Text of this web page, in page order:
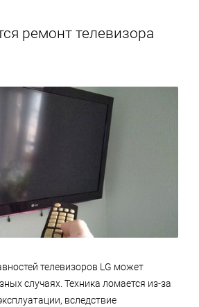
ремонт телевизора
телевизоров LG может
случаях. Техника ломается из-за
вследствие